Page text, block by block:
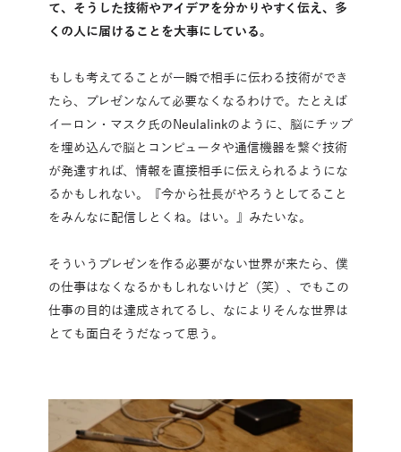
て、そうした技術やアイデアを分かりやすく伝え、多
くの人に届けることを大事にしている。
もしも考えてることが一瞬で相手に伝わる技術ができ
たら、プレゼンなんて必要なくなるわけで。たとえば
イーロン・マスク氏のNeulalinkのように、脳にチップ
を埋め込んで脳とコンピュータや通信機器を繋ぐ技術
が発達すれば、情報を直接相手に伝えられるようにな
るかもしれない。『今から社長がやろうとしてること
をみんなに配信しとくね。はい。』みたいな。
そういうプレゼンを作る必要がない世界が来たら、僕
の仕事はなくなるかもしれないけど（笑）、でもこの
仕事の目的は達成されてるし、なによりそんな世界は
とても面白そうだなって思う。